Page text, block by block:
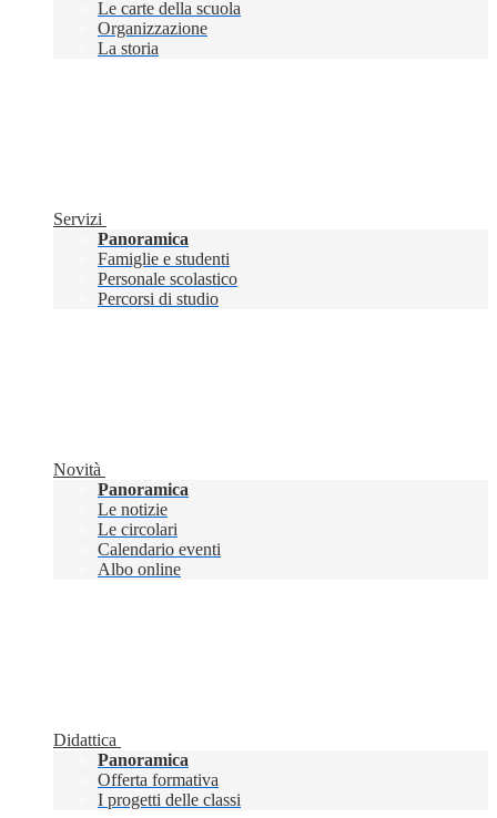
Le carte della scuola
Organizzazione
La storia
Servizi
Panoramica
Famiglie e studenti
Personale scolastico
Percorsi di studio
Novità
Panoramica
Le notizie
Le circolari
Calendario eventi
Albo online
Didattica
Panoramica
Offerta formativa
I progetti delle classi